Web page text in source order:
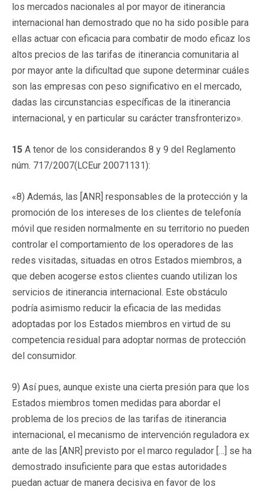
los mercados nacionales al por mayor de itinerancia
internacional han demostrado que no ha sido posible para
ellas actuar con eficacia para combatir de modo eficaz los
altos precios de las tarifas de itinerancia comunitaria al
por mayor ante la dificultad que supone determinar cuáles
son las empresas con peso significativo en el mercado,
dadas las circunstancias específicas de la itinerancia
internacional, y en particular su carácter transfronterizo».
15 A tenor de los considerandos 8 y 9 del Reglamento
núm. 717/2007(LCEur 20071131):
«8) Además, las [ANR] responsables de la protección y la
promoción de los intereses de los clientes de telefonía
móvil que residen normalmente en su territorio no pueden
controlar el comportamiento de los operadores de las
redes visitadas, situadas en otros Estados miembros, a
que deben acogerse estos clientes cuando utilizan los
servicios de itinerancia internacional. Este obstáculo
podría asimismo reducir la eficacia de las medidas
adoptadas por los Estados miembros en virtud de su
competencia residual para adoptar normas de protección
del consumidor.
9) Así pues, aunque existe una cierta presión para que los
Estados miembros tomen medidas para abordar el
problema de los precios de las tarifas de itinerancia
internacional, el mecanismo de intervención reguladora ex
ante de las [ANR] previsto por el marco regulador […] se ha
demostrado insuficiente para que estas autoridades
puedan actuar de manera decisiva en favor de los